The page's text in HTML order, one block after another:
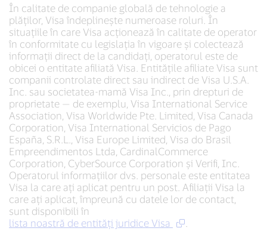
În calitate de companie globală de tehnologie a
plăților, Visa îndeplinește numeroase roluri. În
situațiile în care Visa acționează în calitate de operator
în conformitate cu legislația în vigoare și colectează
informații direct de la candidați, operatorul este de
obicei o entitate afiliată Visa. Entitățile afiliate Visa sunt
companii controlate direct sau indirect de Visa U.S.A.
Inc. sau societatea-mamă Visa Inc., prin drepturi de
proprietate — de exemplu, Visa International Service
Association, Visa Worldwide Pte. Limited, Visa Canada
Corporation, Visa International Servicios de Pago
España, S.R.L., Visa Europe Limited, Visa do Brasil
Empreendimentos Ltda, CardinalCommerce
Corporation, CyberSource Corporation și Verifi, Inc.
Operatorul informațiilor dvs. personale este entitatea
Visa la care ați aplicat pentru un post. Afiliații Visa la
care ați aplicat, împreună cu datele lor de contact,
sunt disponibili în
lista noastră de entități juridice Visa